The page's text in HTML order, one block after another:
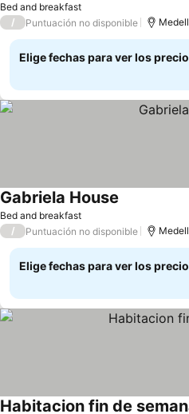
Bed and breakfast
/ Puntuación no disponible
Elige fechas para ver los
Bed and breakfast
Gabriela House
/ Puntuación no disponible
Elige fechas para ver los
Habitacion fin de